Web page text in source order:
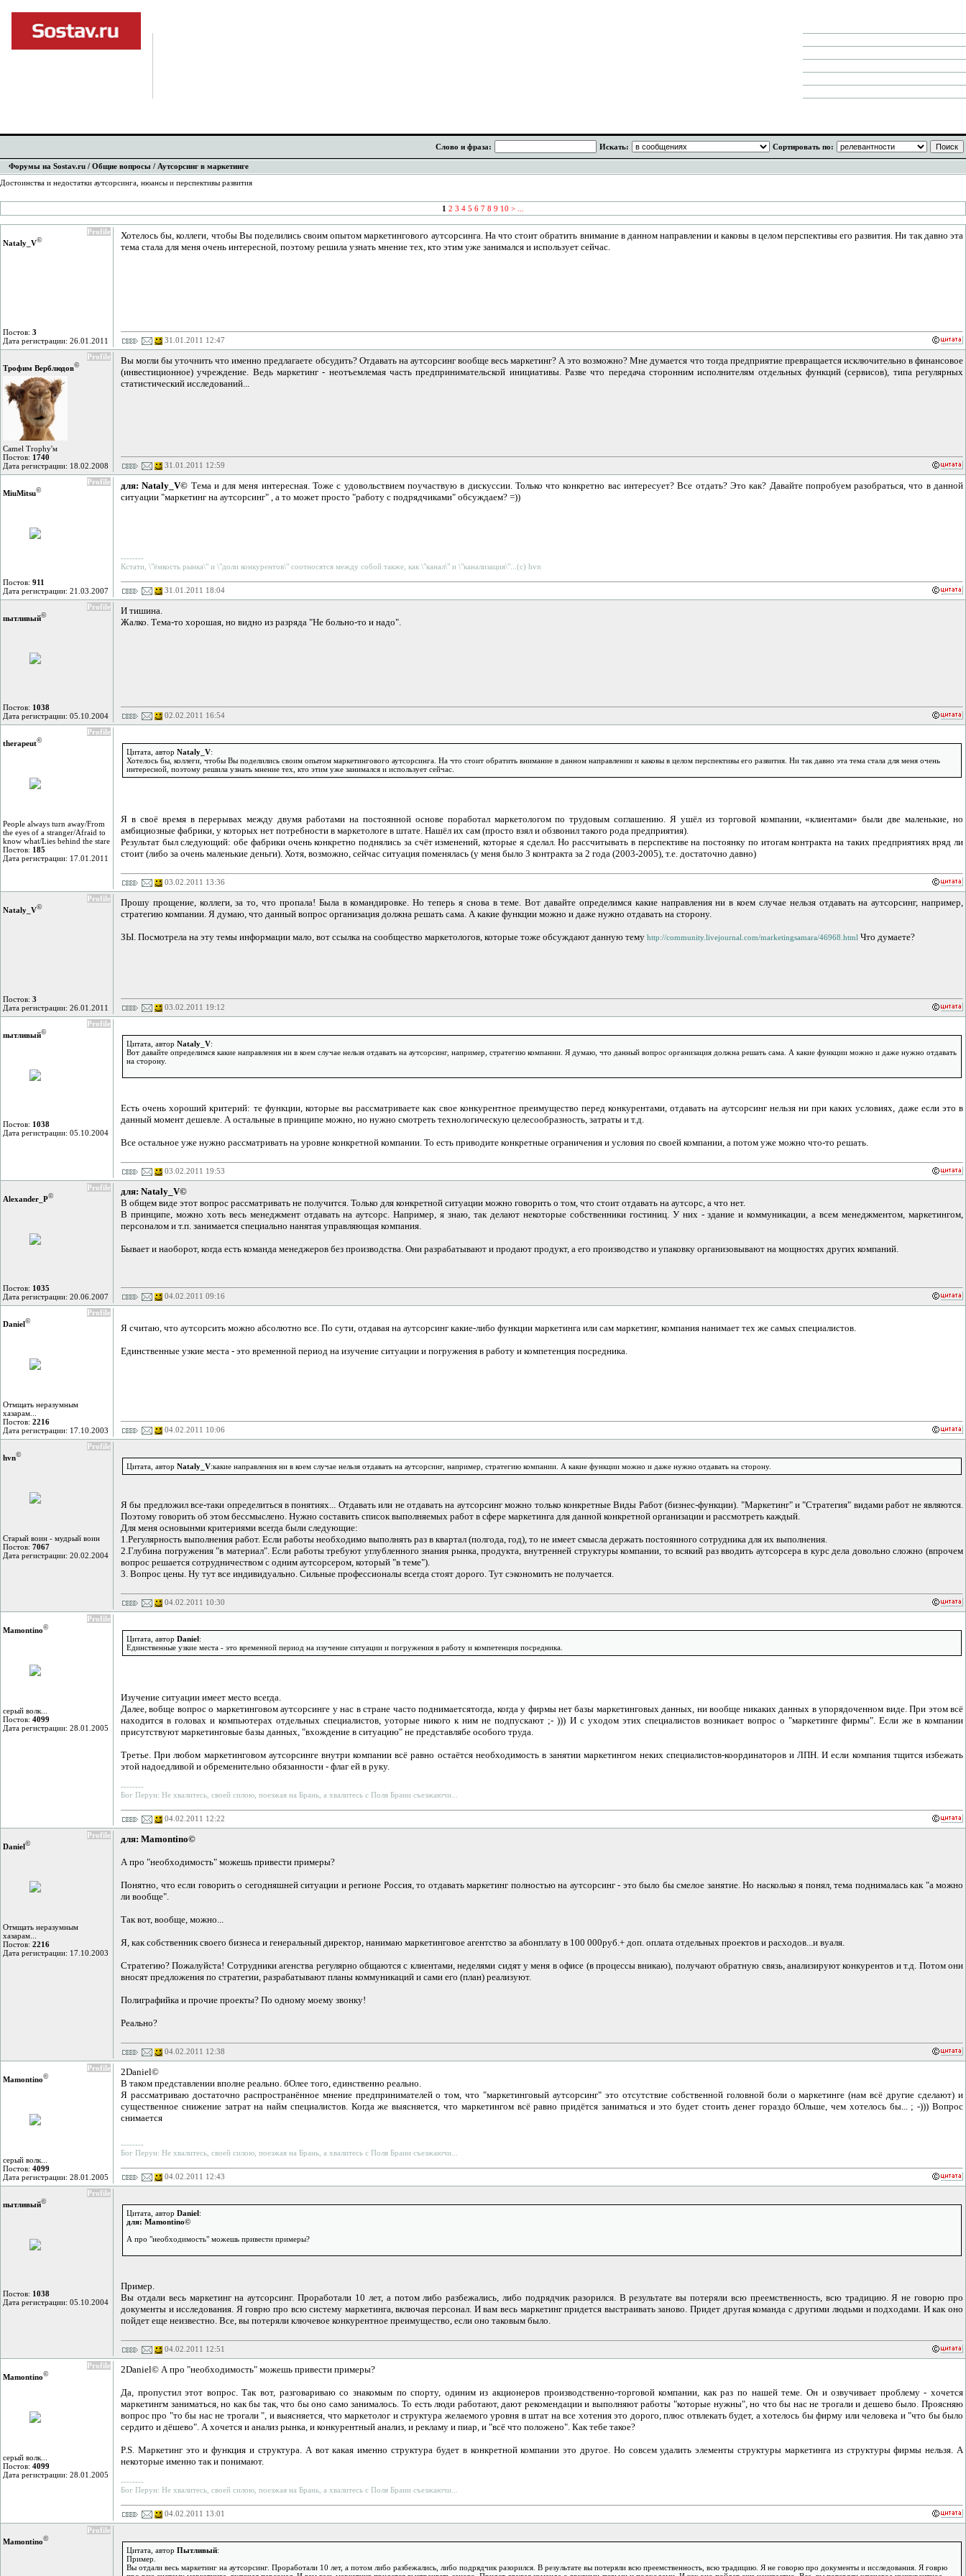
Слово и фраза: Искать: Сортировать по:
Форумы на Sostav.ru / Общие вопросы / Аутсорсинг в маркетинге
Достоинства и недостатки аутсорсинга, нюансы и перспективы развития
1 2 3 4 5 6 7 8 9 10 >
Profile
Nataly_V©
Постов: 3
Дата регистрации: 26.01.2011
Хотелось бы, коллеги, чтобы Вы поделились своим опытом маркетингового аутсорсинга. На что стоит обратить внимание в данном направлении и каковы в целом перспективы его развития. Ни так давно эта
тема стала для меня очень интересной, поэтому решила узнать мнение тех, кто этим уже занимался и использует сейчас.
31.01.2011 12:47
Profile
Трофим Верблюдов©
Camel Trophy'м
Постов: 1740
Дата регистрации: 18.02.2008
Вы могли бы уточнить что именно предлагаете обсудить? Отдавать на аутсорсинг вообще весь маркетинг? А это возможно? Мне думается что тогда предприятие превращается исключительно в финансовое
(инвестиционное) учреждение. Ведь маркетинг - неотъемлемая часть предпринимательской инициативы. Разве что передача сторонним исполнителям отдельных функций (сервисов), типа регулярных
статистический исследований...
31.01.2011 12:59
Profile
MiuMitsu©
Постов: 911
Дата регистрации: 21.03.2007
для: Nataly_V© Тема и для меня интересная. Тоже с удовольствием поучаствую в дискуссии. Только что конкретно вас интересует? Все отдать? Это как? Давайте попробуем разобраться, что в данной
ситуации "маркетинг на аутсорсинг" , а то может просто "работу с подрядчиками" обсуждаем? =))
--------
Кстати, \"ёмкость рынка\" и \"доли конкурентов\" соотносятся между собой также, как \"канал\" и \"канализация\"...(c) hvn
31.01.2011 18:04
Profile
пытливый©
Постов: 1038
Дата регистрации: 05.10.2004
И тишина.
Жалко. Тема-то хорошая, но видно из разряда "Не больно-то и надо".
02.02.2011 16:54
Profile
therapeut©
People always turn away/From
the eyes of a stranger/Afraid to
know what/Lies behind the stare
Постов: 185
Дата регистрации: 17.01.2011
Цитата, автор Nataly_V:
Хотелось бы, коллеги, чтобы Вы поделились своим опытом маркетингового аутсорсинга. На что стоит обратить внимание в данном направлении и каковы в целом перспективы его развития. Ни так давно эта тема стала для меня очень
интересной, поэтому решила узнать мнение тех, кто этим уже занимался и использует сейчас.
Я в своё время в перерывах между двумя работами на постоянной основе поработал маркетологом по трудовым соглашению. Я ушёл из торговой компании, «клиентами» были две маленькие, но
амбициозные фабрики, у которых нет потребности в маркетологе в штате. Нашёл их сам (просто взял и обзвонил такого рода предприятия).
Результат был следующий: обе фабрики очень конкретно поднялись за счёт изменений, которые я сделал. Но рассчитывать в перспективе на постоянку по итогам контракта на таких предприятиях вряд ли
стоит (либо за очень маленькие деньги). Хотя, возможно, сейчас ситуация поменялась (у меня было 3 контракта за 2 года (2003-2005), т.е. достаточно давно)
03.02.2011 13:36
Profile
Nataly_V©
Постов: 3
Дата регистрации: 26.01.2011
Прошу прощение, коллеги, за то, что пропала! Была в командировке. Но теперь я снова в теме. Вот давайте определимся какие направления ни в коем случае нельзя отдавать на аутсорсинг, например,
стратегию компании. Я думаю, что данный вопрос организация должна решать сама. А какие функции можно и даже нужно отдавать на сторону.
ЗЫ. Посмотрела на эту темы информации мало, вот ссылка на сообщество маркетологов, которые тоже обсуждают данную тему http://community.livejournal.com/marketingsamara/46968.html Что думаете?
03.02.2011 19:12
Profile
пытливый©
Постов: 1038
Дата регистрации: 05.10.2004
Цитата, автор Nataly_V:
Вот давайте определимся какие направления ни в коем случае нельзя отдавать на аутсорсинг, например, стратегию компании. Я думаю, что данный вопрос организация должна решать сама. А какие функции можно и даже нужно отдавать
на сторону.
Есть очень хороший критерий: те функции, которые вы рассматриваете как свое конкурентное преимущество перед конкурентами, отдавать на аутсорсинг нельзя ни при каких условиях, даже если это в
данный момент дешевле. А остальные в принципе можно, но нужно смотреть технологическую целесообразность, затраты и т.д.
Все остальное уже нужно рассматривать на уровне конкретной компании. То есть приводите конкретные ограничения и условия по своей компании, а потом уже можно что-то решать.
03.02.2011 19:53
Profile
Alexander_P©
Постов: 1035
Дата регистрации: 20.06.2007
для: Nataly_V©
В общем виде этот вопрос рассматривать не получится. Только для конкретной ситуации можно говорить о том, что стоит отдавать на аутсорс, а что нет.
В принципе, можно хоть весь менеджмент отдавать на аутсорс. Например, я знаю, так делают некоторые собственники гостиниц. У них - здание и коммуникации, а всем менеджментом, маркетингом,
персоналом и т.п. занимается специально нанятая управляющая компания.
Бывает и наоборот, когда есть команда менеджеров без производства. Они разрабатывают и продают продукт, а его производство и упаковку организовывают на мощностях других компаний.
04.02.2011 09:16
Profile
Daniel©
Отмщать неразумным
хазарам...
Постов: 2216
Дата регистрации: 17.10.2003
Я считаю, что аутсорсить можно абсолютно все. По сути, отдавая на аутсорсинг какие-либо функции маркетинга или сам маркетинг, компания нанимает тех же самых специалистов.
Единственные узкие места - это временной период на изучение ситуации и погружения в работу и компетенция посредника.
04.02.2011 10:06
Profile
hvn©
Старый воин - мудрый воин
Постов: 7067
Дата регистрации: 20.02.2004
Цитата, автор Nataly_V:какие направления ни в коем случае нельзя отдавать на аутсорсинг, например, стратегию компании. А какие функции можно и даже нужно отдавать на сторону.
Я бы предложил все-таки определиться в понятиях... Отдавать или не отдавать на аутсорсинг можно только конкретные Виды Работ (бизнес-функции). "Маркетинг" и "Стратегия" видами работ не являются.
Поэтому говорить об этом бессмыслено. Нужно составить список выполняемых работ в сфере маркетинга для данной конкретной организации и рассмотреть каждый.
Для меня основынми критериями всегда были следующие:
1.Регулярность выполнения работ. Если работы необходимо выполнять раз в квартал (полгода, год), то не имеет смысла держать постоянного сотрудника для их выполнения.
2.Глубина погружения "в материал". Если работы требуют углубленного знания рынка, продукта, внутренней структуры компании, то всякий раз вводить аутсорсера в курс дела довольно сложно (впрочем
вопрос решается сотрудничеством с одним аутсорсером, который "в теме").
3. Вопрос цены. Ну тут все индивидуально. Сильные профессионалы всегда стоят дорого. Тут сэкономить не получается.
04.02.2011 10:30
Profile
Mamontino©
серый волк...
Постов: 4099
Дата регистрации: 28.01.2005
Цитата, автор Daniel:
Единственные узкие места - это временной период на изучение ситуации и погружения в работу и компетенция посредника.
Изучение ситуации имеет место всегда.
Далее, вобще вопрос о маркетинговом аутсорсинге у нас в стране часто поднимаетсятогда, когда у фирмы нет базы маркетинговых данных, ни вообще никаких данных в упорядоченном виде. При этом всё
находится в головах и компьютерах отдельных специалистов, уоторые никого к ним не подпускают ;- ))) И с уходом этих специалистов возникает вопрос о "маркетинге фирмы". Если же в компании
присутствуют маркетинговые базы данных, "вхождение в ситуацию" не представлябе особого труда.
Третье. При любом маркетинговом аутсорсинге внутри компании всё равно остаётся необходимость в занятии маркетингом неких специалистов-координаторов и ЛПН. И если компания тщится избежать
этой надоедливой и обременительно обязанности - флаг ей в руку.
--------
Бог Перун: Не хвалитесь, своей силою, поезжая на Брань, а хвалитесь с Поля Брани съезжаючи...
04.02.2011 12:22
Profile
Daniel©
Отмщать неразумным
хазарам...
Постов: 2216
Дата регистрации: 17.10.2003
для: Mamontino©
А про "необходимость" можешь привести примеры?
Понятно, что если говорить о сегодняшней ситуации и регионе Россия, то отдавать маркетинг полностью на аутсорсинг - это было бы смелое занятие. Но насколько я понял, тема поднималась как "а можно
ли вообще".
Так вот, вообще, можно...
Я, как собственник своего бизнеса и генеральный директор, нанимаю маркетинговое агентство за абонплату в 100 000руб.+ доп. оплата отдельных проектов и расходов...и вуаля.
Стратегию? Пожалуйста! Сотрудники агенства регулярно общаются с клиентами, неделями сидят у меня в офисе (в процессы вникаю), получают обратную связь, анализируют конкурентов и т.д. Потом они
вносят предложения по стратегии, разрабатывают планы коммуникаций и сами его (план) реализуют.
Полиграфийка и прочие проекты? По одному моему звонку!
Реально?
04.02.2011 12:38
Profile
Mamontino©
серый волк...
Постов: 4099
Дата регистрации: 28.01.2005
2Daniel©
В таком представлении вполне реально. бОлее того, единственно реально.
Я рассматриваю достаточно распространённое мнение предпринимателей о том, что "маркетинговый аутсорсинг" это отсутствие собственной головной боли о маркетинге (нам всё другие сделают) и
существенное снижение затрат на найм специалистов. Когда же выясняется, что маркетингом всё равно придётся заниматься и это будет стоить денег гораздо бОльше, чем хотелось бы... ; -))) Вопрос
снимается
--------
Бог Перун: Не хвалитесь, своей силою, поезжая на Брань, а хвалитесь с Поля Брани съезжаючи...
04.02.2011 12:43
Profile
пытливый©
Постов: 1038
Дата регистрации: 05.10.2004
Цитата, автор Daniel:
для: Mamontino©
А про "необходимость" можешь привести примеры?
Пример.
Вы отдали весь маркетинг на аутсорсинг. Проработали 10 лет, а потом либо разбежались, либо подрядчик разорился. В результате вы потеряли всю преемственность, всю традицию. Я не говорю про
документы и исследования. Я говрю про всю систему маркетинга, включая персонал. И вам весь маркетинг придется выстраивать заново. Придет другая команда с другими людьми и подходами. И как оно
пойдет еще неизвестно. Все, вы потеряли ключевое конкурентное преимущество, если оно таковым было.
04.02.2011 12:51
Profile
Mamontino©
серый волк...
Постов: 4099
Дата регистрации: 28.01.2005
2Daniel© А про "необходимость" можешь привести примеры?
Да, пропустил этот вопрос. Так вот, разговариваю со знакомым по спорту, одиним из акционеров производственно-торговой компании, как раз по нашей теме. Он и озвучивает проблему - хочется
маркетингм заниматься, но как бы так, что бы оно само занималось. То есть люди работают, дают рекомендации и выполняют работы "которые нужны", но что бы нас не трогали и дешево было. Проясняю
вопрос про "то бы нас не трогали ", и выясняется, что маркетолог и структура желаемого уровня в штат на все хотения это дорого, плюс отвлекать будет, а хотелось бы фирму или человека и "что бы было
сердито и дёшево". А хочется и анализ рынка, и конкурентный анализ, и рекламу и пиар, и "всё что положено". Как тебе такое?
P.S. Маркетинг это и функция и структура. А вот какая именно структура будет в конкретной компании это другое. Но совсем удалить элементы структуры маркетинга из структуры фирмы нельзя. А
некоторые именно так и понимают.
--------
Бог Перун: Не хвалитесь, своей силою, поезжая на Брань, а хвалитесь с Поля Брани съезжаючи...
04.02.2011 13:01
Profile
Mamontino©
Цитата, автор Пытливый:
Пример.
Вы отдали весь маркетинг на аутсорсинг. Проработали 10 лет, а потом либо разбежались, либо подрядчик разорился. В результате вы потеряли всю преемственность, всю традицию. Я не говорю про документы и исследования. Я говрю